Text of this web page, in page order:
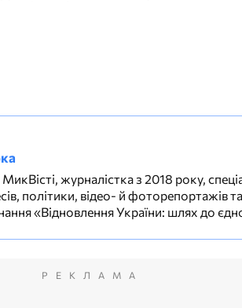
журналістка з 2018 року,
політики, відео- й фоторепортажів
«Відновлення України: шлях до
РЕКЛАМА